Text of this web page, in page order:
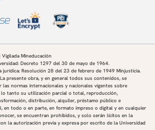
Mineducación
Decreto 1297 del 30 de mayo de 1964.
jurídica: Resolución 28 del 23 de febrero de 1949 Minjusticia.
presente obra, y en general todos sus contenidos, se
normas internacionales y nacionales vigentes sobre
tanto su utilización parcial o total, reproducción,
distribución, alquiler, préstamo público e
en todo o en parte, en formato impreso o digital y en cualquier
se encuentran prohibidos, y solo serán lícitos en la
la autorización previa y expresa por escrito de la Universidad